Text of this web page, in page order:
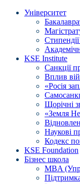
Університет
KSE Institute
Санкції
Вплив
«Росія
Щорічні
«Земля
Наукові
Кодекс
KSE Foundation
Бізнес школа
MBA